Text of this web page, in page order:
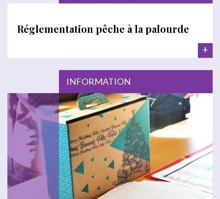
Réglementation pêche à la palourde
+
INFORMATION